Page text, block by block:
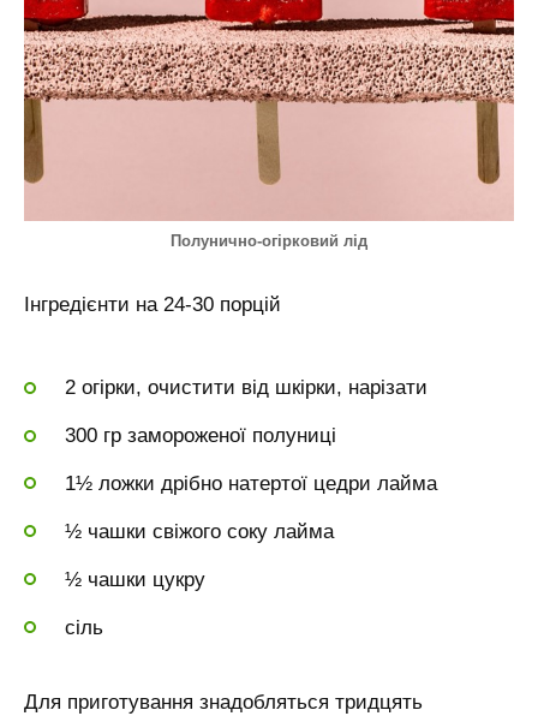
Полунично-огірковий лід
Інгредієнти на 24-30 порцій
2 огірки, очистити від шкірки, нарізати
300 гр замороженої полуниці
1½ ложки дрібно натертої цедри лайма
½ чашки свіжого соку лайма
½ чашки цукру
сіль
Для приготування знадобляться тридцять